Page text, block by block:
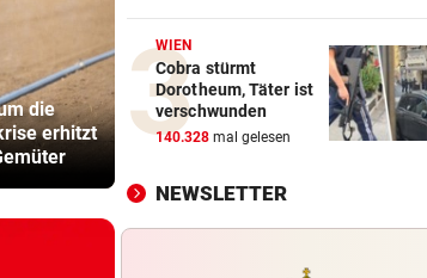
die
erhitzt
Gall behauptet
Burgos-Führung
vor dem
ÖBB-
„Haben
Salzburg: Granate sorgte für
nächtliche Sperre
„IST KEINE ARBEIT“ vor
Kanzler empört mit Sager
EIN VERLETZTER
Auto überschlug sich bei
auf Landesstraße
WIEN
Cobra stürmt
Dorotheum, Täter ist
verschwunden
140.328 mal gelesen
NEWSLETTER